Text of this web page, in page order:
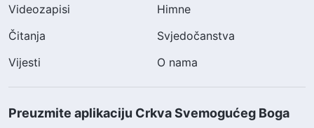
Videozapisi
Himne
Čitanja
Svjedočanstva
Vijesti
O nama
Preuzmite aplikaciju Crkva Svemogućeg Boga